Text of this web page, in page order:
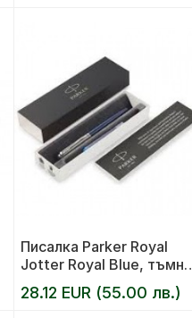
Писалка Parker Royal
Jotter Royal Blue, тъмно
синя
28.12 EUR (55.00 лв.)